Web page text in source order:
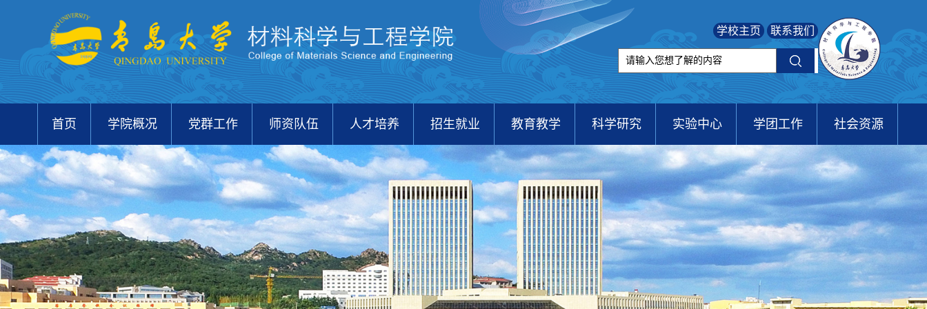
学校主页 联系我们
首页 学院概况 党群工作 师资队伍 人才培养 招生就业 教育教学 科学研究 实验中心 学团工作 社会资源
校友之家